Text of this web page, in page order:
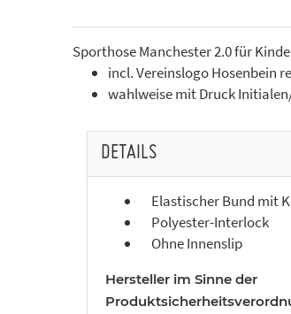
Sporthose Manchester 2.0 für
incl. Vereinslogo Hosenbein
wahlweise mit Druck
DETAILS
Elastischer Bund mit
Polyester-Interlock
Ohne Innenslip
Hersteller im Sinne der